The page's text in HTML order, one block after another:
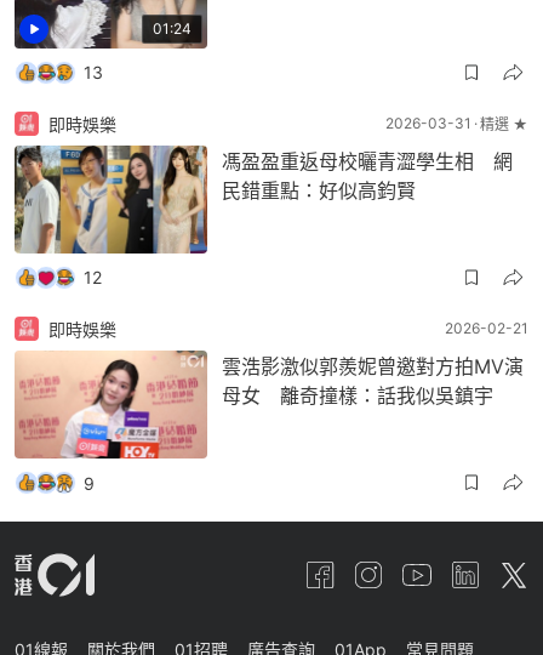
01:24
13
即時娛樂 2026-03-31 精選 ★
馮盈盈重返母校曬青澀學生相 網
民錯重點：好似高鈞賢
12
即時娛樂 2026-02-21
雲浩影激似郭羨妮曾邀對方拍MV演
母女 離奇撞樣：話我似吳鎮宇
9
01線報 關於我們 01招聘 廣告查詢 01App 常見問題